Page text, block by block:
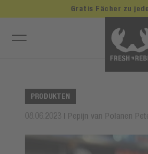
Gratis Fächer zu
PRODUKTEN
08.06.2023 | Pepijn van Polanen